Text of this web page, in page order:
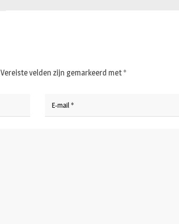
Vereiste velden zijn gemarkeerd met *